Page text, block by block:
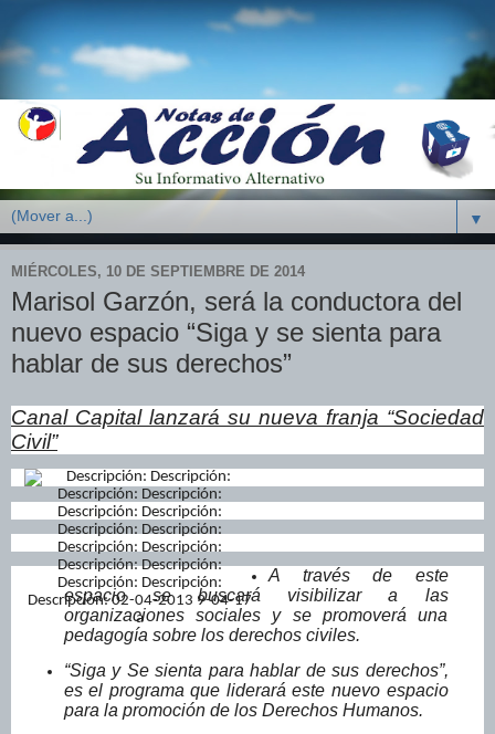
▼
MIÉRCOLES, 10 DE SEPTIEMBRE DE 2014
Marisol Garzón, será la conductora del
nuevo espacio “Siga y se sienta para
hablar de sus derechos”
Canal Capital lanzará su nueva franja “Sociedad
Civil”
A través de este
espacio se buscará visibilizar a las
organizaciones sociales y se promoverá una
pedagogía sobre los derechos civiles.
“Siga y Se sienta para hablar de sus derechos”,
es el programa que liderará este nuevo espacio
para la promoción de los Derechos Humanos.